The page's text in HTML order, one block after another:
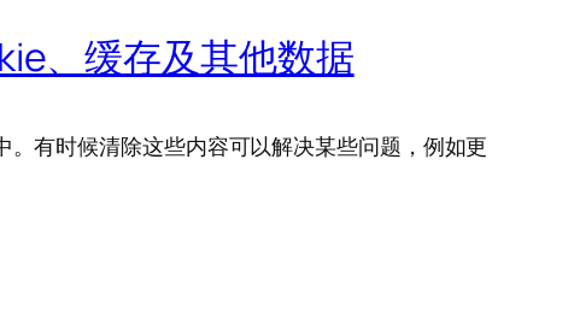
、缓存及其他数据
有时候清除这些内容可以解决某些问题，例如更